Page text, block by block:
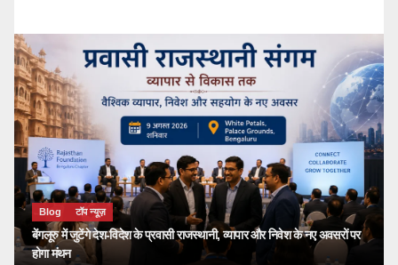
Blog टॉप न्यूज़
बेंगलूरु में जुटेंगे देश-विदेश के प्रवासी राजस्थानी, व्यापार और निवेश के नए अवसरों पर
होगा मंथन